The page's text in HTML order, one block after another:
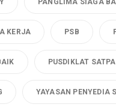
PANGLIMA SIAGA
KERJA PSB
PUSDIKLAT
YAYASAN PENYEDIA